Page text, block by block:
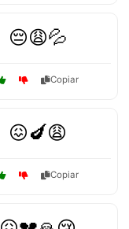
😔😩💦
Copiar
😖🍆😩
Copiar